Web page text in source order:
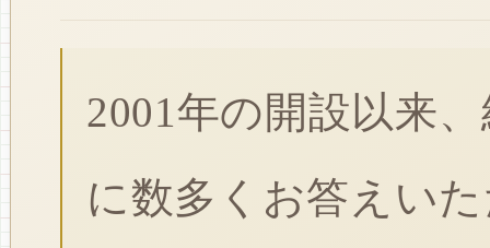
2001年の開設以来
に数多くお答えい